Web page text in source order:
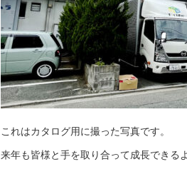
これはカタログ用に撮った写真です。
来年も皆様と手を取り合って成長できる